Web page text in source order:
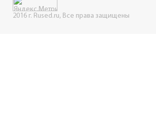
2016 г. Rused.ru, Все права защищены